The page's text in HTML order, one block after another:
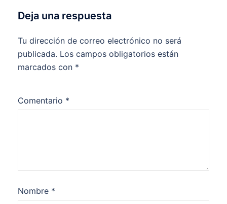
Deja una respuesta
Tu dirección de correo electrónico no será
publicada. Los campos obligatorios están
marcados con *
Comentario *
Nombre *